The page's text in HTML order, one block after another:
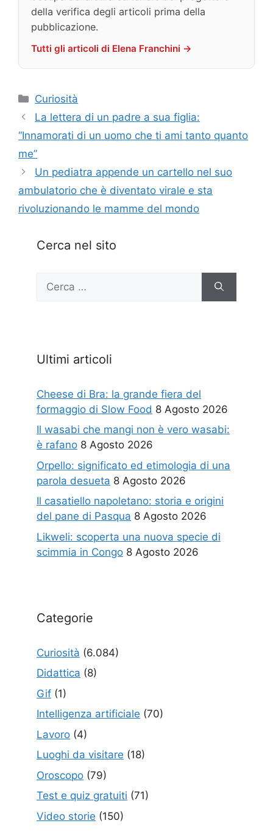
della verifica degli articoli prima della
pubblicazione.
Tutti gli articoli di Elena Franchini →
Categorie
Curiosità
La lettera di un padre a sua figlia:
“Innamorati di un uomo che ti ami tanto quanto
me”
Un pediatra appende un cartello nel suo
ambulatorio che è diventato virale e sta
rivoluzionando le mamme del mondo
Cerca nel sito
per:
Ultimi articoli
Cheese di Bra: la grande fiera del
formaggio di Slow Food 8 Agosto 2026
Il wasabi che mangi non è vero wasabi:
è rafano 8 Agosto 2026
Orpello: significato ed etimologia di una
parola desueta 8 Agosto 2026
Il casatiello napoletano: storia e origini
del pane di Pasqua 8 Agosto 2026
Likweli: scoperta una nuova specie di
scimmia in Congo 8 Agosto 2026
Categorie
Curiosità (6.084)
Didattica (8)
Gif (1)
Intelligenza artificiale (70)
Lavoro (4)
Luoghi da visitare (18)
Oroscopo (79)
Test e quiz gratuiti (71)
Video storie (150)